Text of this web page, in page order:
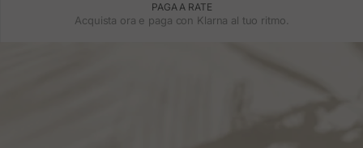
PAGA A RATE
Acquista ora e paga con Klarna al tuo ritmo.